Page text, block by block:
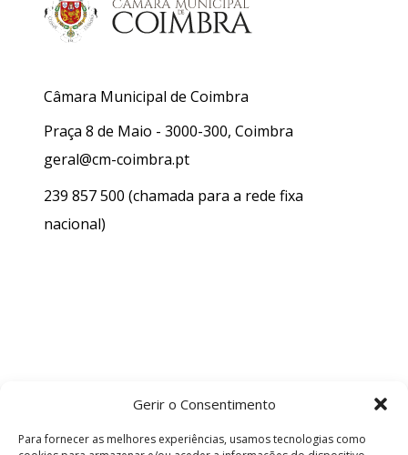
Gerir o Consentimento
Para fornecer as melhores experiências, usamos tecnologias como
Câmara Municipal de Coimbra
Praça 8 de Maio - 3000-300, Coimbra
geral@cm-coimbra.pt
239 857 500 (chamada para a rede fixa
nacional)